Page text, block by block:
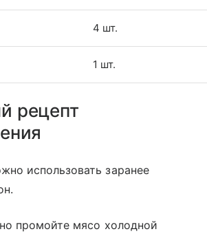
4 шт.
1 шт.
рецепт
использовать заранее
промойте мясо холодной